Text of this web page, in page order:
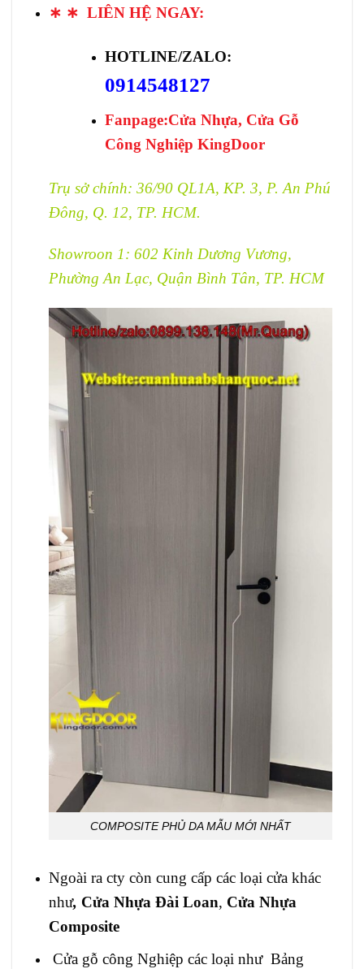
∗ ∗ LIÊN HỆ NGAY:
HOTLINE/ZALO:
0914548127
Fanpage:Cửa Nhựa, Cửa Gỗ
Công Nghiệp KingDoor
Trụ sở chính: 36/90 QL1A, KP. 3, P. An Phú
Đông, Q. 12, TP. HCM.
Showroon 1: 602 Kinh Dương Vương,
Phường An Lạc, Quận Bình Tân, TP. HCM
COMPOSITE PHỦ DA MẪU MỚI NHẤT
Ngoài ra cty còn cung cấp các loại cửa khác
như, Cửa Nhựa Đài Loan, Cửa Nhựa
Composite
Cửa gỗ công Nghiệp các loại như Bảng